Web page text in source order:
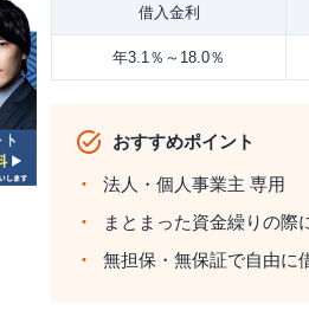
借入金利
年3.1％～18.0％
おすすめポイント
法人・個人事業主 専用
まとまった資金繰りの際
無担保・無保証で自由に